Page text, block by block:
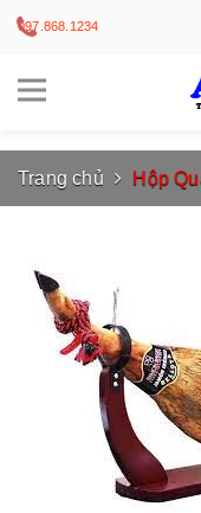
097.868.1234
Trang chủ Hộp